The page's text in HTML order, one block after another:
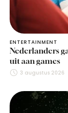
ENTERTAINMENT
Nederlanders
uit aan games
3 augustus 2026